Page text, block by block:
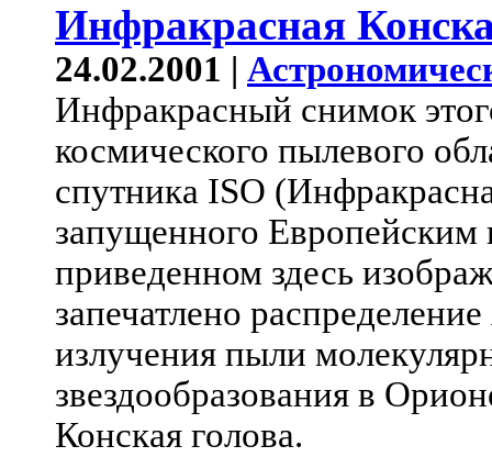
Инфракрасная
24.02.2001 |
Инфракрасный снимок
космического пылевого
спутника ISO
запущенного Европейским
приведенном здесь
запечатлено
излучения пыли
звездообразования в
Конская голова.